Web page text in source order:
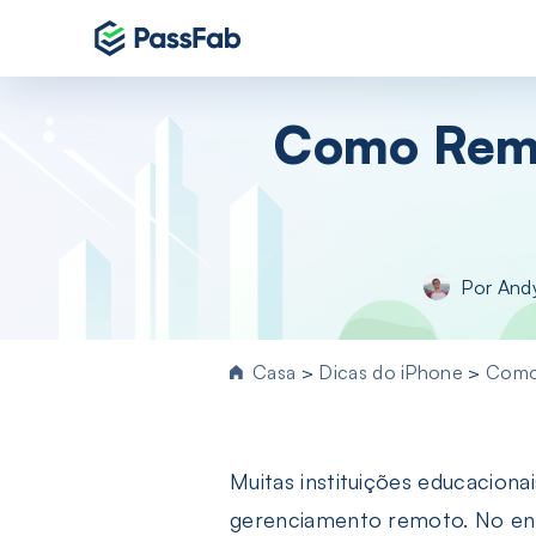
Produtos Essencial para
Repare mais de 200 problemas do
em poucos cliques
PDNob Image Translator
Como
Por
Casa > Dicas do iPhone >
Muitas instituições
gerenciamento remoto. No